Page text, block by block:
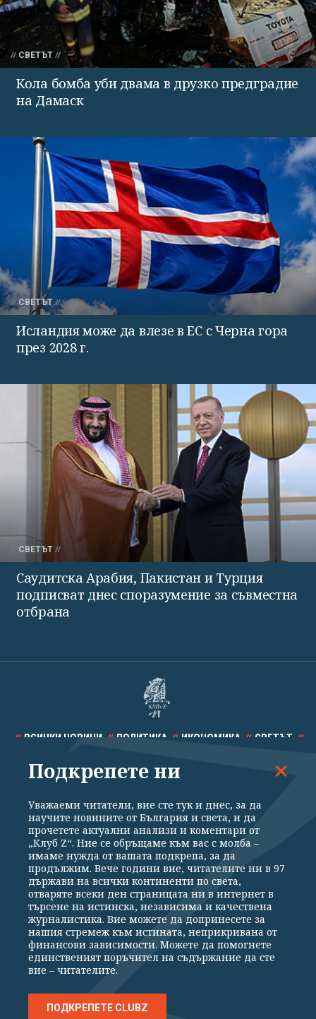
СВЕТЪТ
Кола бомба уби двама в друзко предградие
на Дамаск
СВЕТЪТ
Исландия може да влезе в ЕС с Черна гора
през 2028 г.
СВЕТЪТ
Саудитска Арабия, Пакистан и Турция
подписват днес споразумение за съвместна
отбрана
ВСИЧКИ НОВИНИ ПОЛИТИКА ИКОНОМИКА СВЕТЪТ
СПОРТ КУЛТУРА ТЕХНОЛОГИИ КАЛЕЙДОСКОП
Общи условия
Политика за поверителност
Реклама
Партньори Контакти
За Клуб Z
Екип
Подкрепете ни
Издател на www.clubz.bg е „Клуб Зебра Медия“ ЕООД, София, ул. "Алеко
Константинов" 3. Всички права запазени 2026 „Клуб Зебра Медия“
Препечатването на материали, снимки и видео от www.clubz.bg без
разрешение ще бъде преследвано по съдебен път, съгласно
ОБЩИТЕ УСЛОВИЯ
Подкрепете ни
Уважаеми читатели, вие сте тук и днес, за да
научите новините от България и света, и да
прочетете актуални анализи и коментари от
„Клуб Z“. Ние се обръщаме към вас с молба –
имаме нужда от вашата подкрепа, за да
продължим. Вече години вие, читателите ни в 97
държави на всички континенти по света,
отваряте всеки ден страницата ни в интернет в
търсене на истинска, независима и качествена
журналистика. Вие можете да допринесете за
нашия стремеж към истината, неприкривана от
финансови зависимости. Можете да помогнете
единственият поръчител на съдържание да сте
вие – читателите.
ПОДКРЕПЕТЕ CLUBZ